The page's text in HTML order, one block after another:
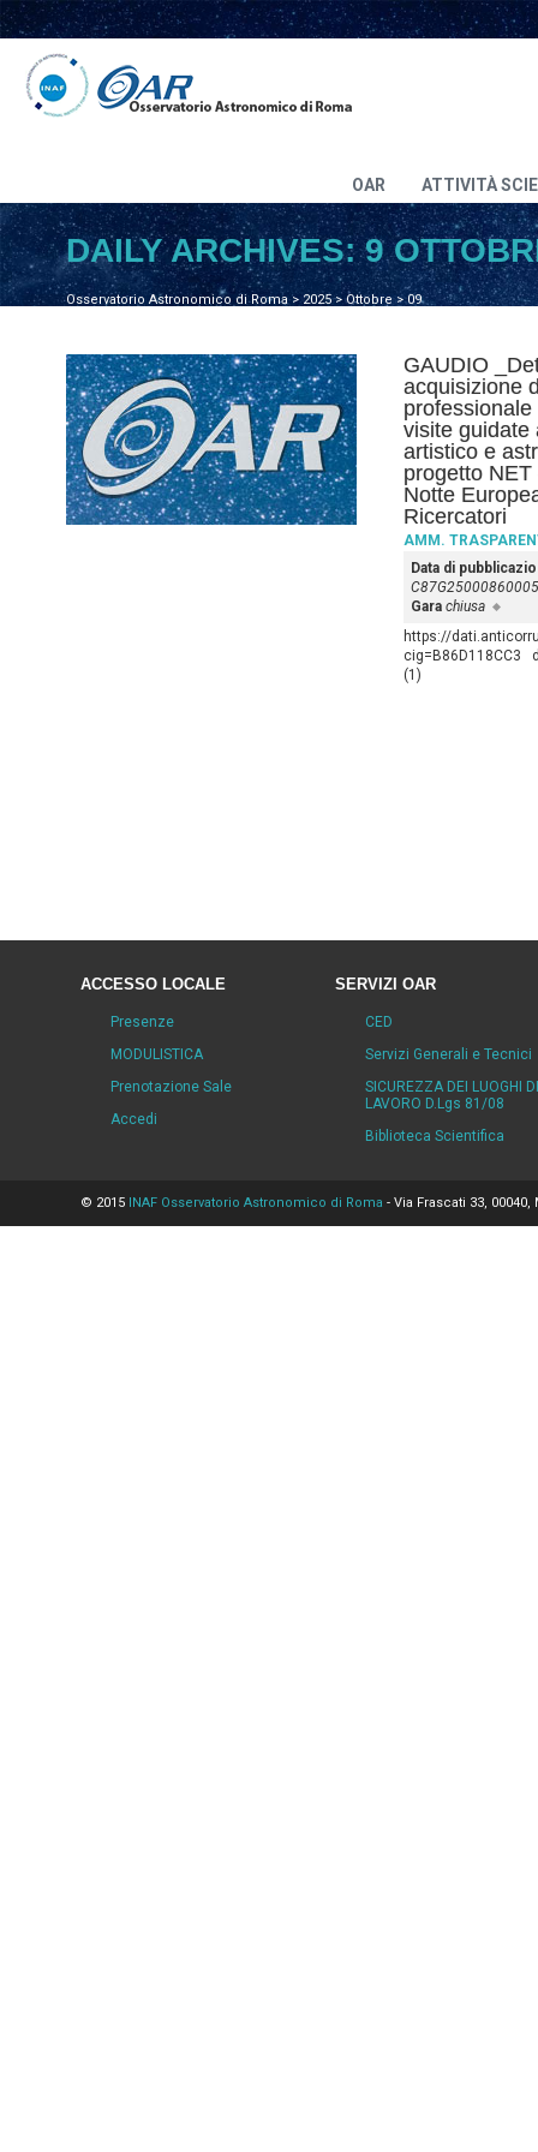
OAR ATTIVITÀ
Osservatorio Astronomico di Roma>2025>Ottobre >09
DAILY ARCHIVES:9
GAUDIO
acquisizione
visite guidate
artistico e
progetto
Notte
Ricercatori
AMM.
Data di
C87G25000860005
Gara chiusa
https://
cig=B86D118CC3
(1)
ACCESSO LOCALE
Presenze
MODULISTICA
Prenotazione Sale
Accedi
SERVIZI OAR
CED
Servizi Generali e Tecnici
SICUREZZA DEI LUOGHI DI
LAVORO D.Lgs 81/08
Biblioteca Scientifica
© 2015 INAF Osservatorio Astronomico di Roma - Via Frascati 33,